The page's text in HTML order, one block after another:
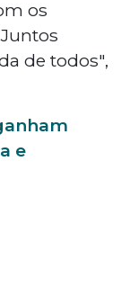
os
de todos",
e